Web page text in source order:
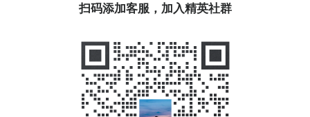
扫码添加客服，加入精英社群